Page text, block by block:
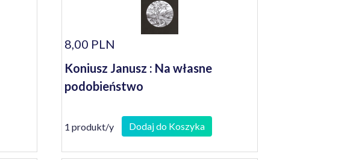
8,00 PLN
Koniusz Janusz : Na własne
podobieństwo
1 produkt/y Dodaj do Koszyka